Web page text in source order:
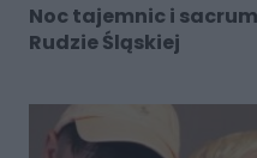
Noc tajemnic i
Rudzie Śląskiej